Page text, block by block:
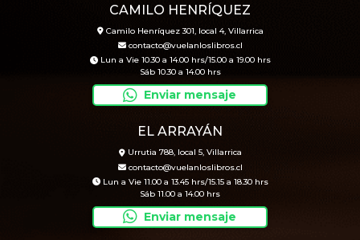
CAMILO HENRÍQUEZ
Camilo Henríquez 301, local 4, Villarrica
contacto@vuelanloslibros.cl
Lun a Vie 10.30 a 14.00 hrs/15.00 a 19.00 hrs
Sáb 10.30 a 14.00 hrs
Enviar mensaje
EL ARRAYÁN
Urrutia 788, local 5, Villarrica
contacto@vuelanloslibros.cl
Lun a Vie 11.00 a 13.45 hrs/15.15 a 18.30 hrs
Sáb 11.00 a 14.00 hrs
Enviar mensaje